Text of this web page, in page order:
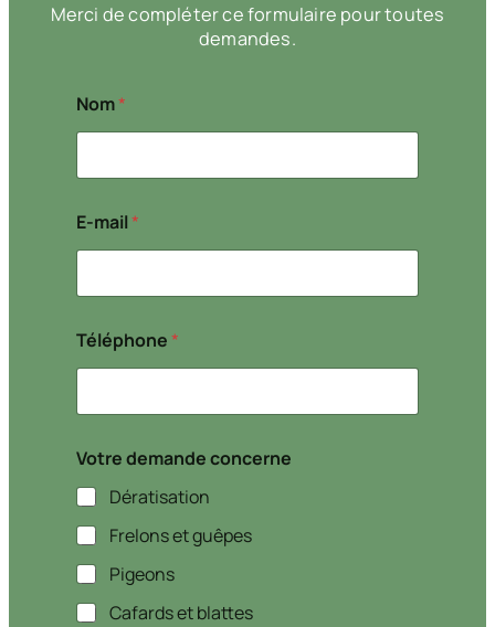
Merci de compléter ce formulaire pour toutes
demandes.
Nom*
E-mail*
Téléphone*
Votre demande concerne
Dératisation
Frelons et guêpes
Pigeons
Cafards et blattes